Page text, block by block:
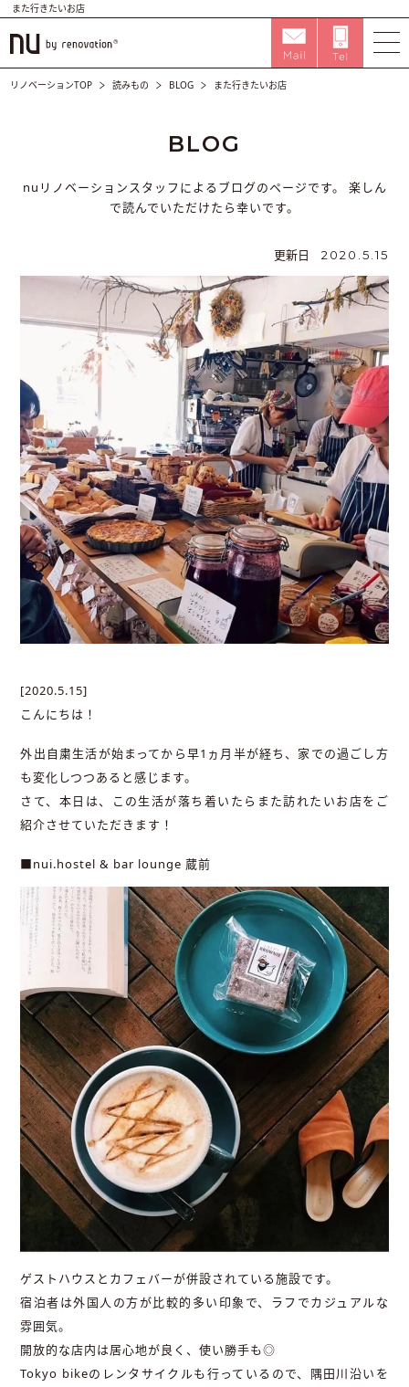
また行きたいお店
リノベーションTOP 読みもの BLOG また行きたいお店
BLOG
nuリノベーションスタッフによるブログのページです。
楽しん
で読んでいただけたら幸いです。
更新日 2020.5.15
[2020.5.15]
こんにちは！
外出自粛生活が始まってから早1ヵ月半が経ち、家での過ごし方
も変化しつつあると感じます。
さて、本日は、この生活が落ち着いたらまた訪れたいお店をご
紹介させていただきます！
■nui.hostel & bar lounge 蔵前
ゲストハウスとカフェバーが併設されている施設です。
宿泊者は外国人の方が比較的多い印象で、ラフでカジュアルな
雰囲気。
開放的な店内は居心地が良く、使い勝手も◎
Tokyo bikeのレンタサイクルも行っているので、隅田川沿いを